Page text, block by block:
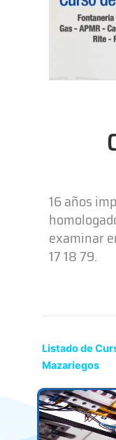
16 años
examinar
17 18 79.
Listado de
Mazariegos